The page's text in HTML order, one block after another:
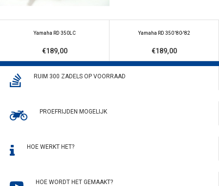
Yamaha RD 350LC
€189,00
Yamaha RD 350 '80-'82
€189,00
RUIM 300 ZADELS OP VOORRAAD
PROEFRIJDEN MOGELIJK
HOE WERKT HET?
HOE WORDT HET GEMAAKT?